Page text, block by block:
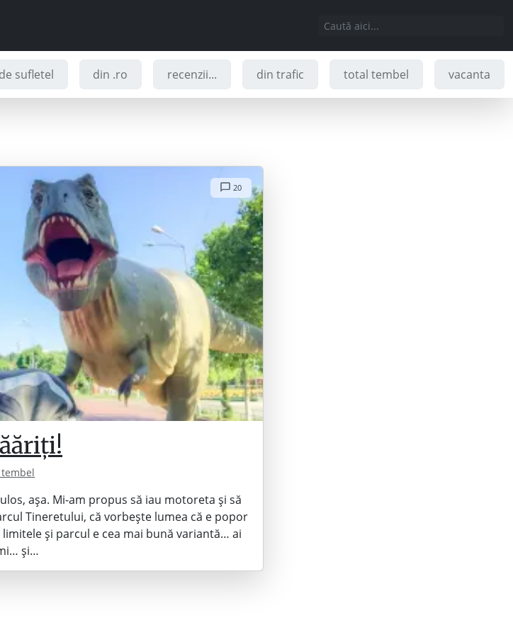
de sufletel din .ro recenzii... din trafic total tembel vacanta
20
așa. Mi-am propus să iau motoreta și să
Tineretului, că vorbește lumea că e popor
limitele și parcul e cea mai bună variantă… ai
și…